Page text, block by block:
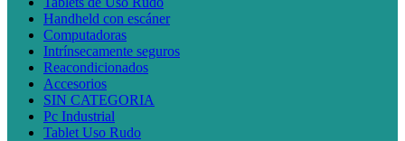
Handheld con escáner
Computadoras
Intrínsecamente seguros
Reacondicionados
Accesorios
SIN CATEGORIA
Pc Industrial
Tablet Uso Rudo